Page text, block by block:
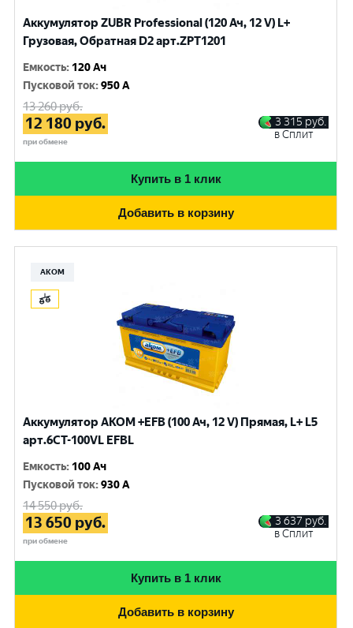
Аккумулятор ZUBR Professional (120 Ач, 12 V) L+
Грузовая, Обратная D2 арт.ZPT1201
Емкость: 120 Ач
Пусковой ток:950 A
13 260руб.
12 180 руб.
при обмене
3 315 руб.
в Сплит
Купить в 1 клик
Добавить в корзину
АКОМ
Аккумулятор AKOM +EFB (100 Ач, 12 V) Прямая, L+ L5
арт.6СТ-100VL EFBL
Емкость: 100 Ач
Пусковой ток:930 A
14 550руб.
13 650 руб.
при обмене
3 637 руб.
в Сплит
Купить в 1 клик
Добавить в корзину